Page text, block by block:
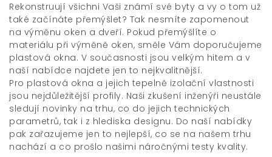
Rekonstruují všichni Vaši známí své byty a vy o tom už
také začínáte přemýšlet? Tak nesmíte zapomenout
na výměnu oken a dveří. Pokud přemýšlíte o
materiálu při výměně oken, směle Vám doporučujeme
plastová okna. V současnosti jsou velkým hitem a v
naší nabídce najdete jen to nejkvalitnější.
Pro plastová okna a jejich tepelně izolační vlastnosti
jsou nejdůležitější profily. Naši zkušení inženýři neustále
sledují novinky na trhu, co do jejich technických
parametrů, tak i z hlediska designu. Do naší nabídky
pak zařazujeme jen to nejlepší, co se na našem trhu
nachází a co prošlo našimi náročnými testy kvality.